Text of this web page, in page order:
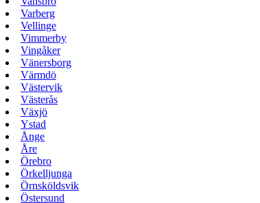
Varberg
Vellinge
Vimmerby
Vingåker
Vänersborg
Värmdö
Västervik
Västerås
Växjö
Ystad
Ånge
Åre
Örebro
Örkelljunga
Örnsköldsvik
Östersund